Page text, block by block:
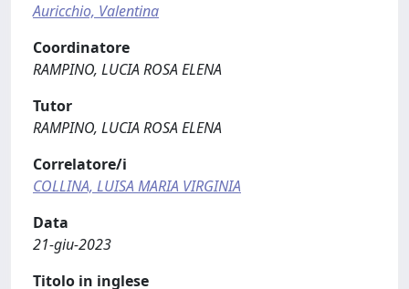
Auricchio, Valentina
Coordinatore
RAMPINO, LUCIA ROSA ELENA
Tutor
RAMPINO, LUCIA ROSA ELENA
Correlatore/i
COLLINA, LUISA MARIA VIRGINIA
Data
21-giu-2023
Titolo in inglese